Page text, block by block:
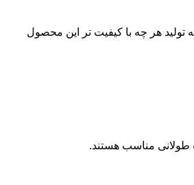
به تولید هر چه با کیفیت تر این محصول
طولانی مناسب هستند.